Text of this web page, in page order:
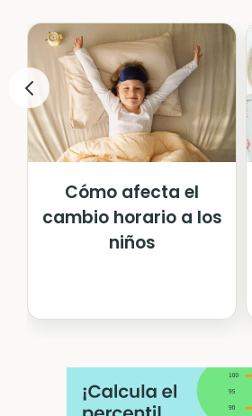
Cómo afecta el
cambio horario a los
niños